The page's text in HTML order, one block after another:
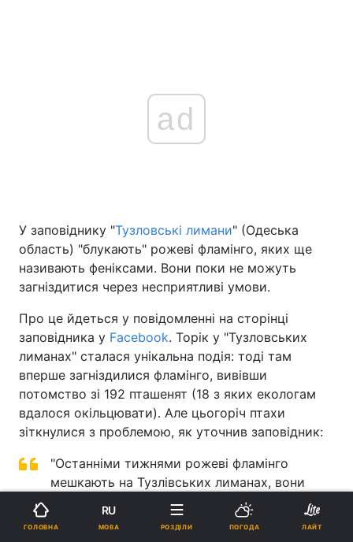
ad
У заповіднику "Тузловські лимани" (Одеська
область) "блукають" рожеві фламінго, яких ще
називають феніксами. Вони поки не можуть
загніздитися через несприятливі умови.
Про це йдеться у повідомленні на сторінці
заповідника у Facebook. Торік у "Тузловських
лиманах" сталася унікальна подія: тоді там
вперше загніздилися фламінго, вивівши
потомство зі 192 пташенят (18 з яких екологам
вдалося окільцювати). Але цьогоріч птахи
зіткнулися з проблемою, як уточнив заповідник:
"Останніми тижнями рожеві фламінго
мешкають на Тузлівських лиманах, вони
мандрують у пошуках безпечного місця для
гніздування. Торік птахи спершу обрали
ГОЛОВНА
RU
МОВА РОЗДІЛИ ПОГОДА ЛАЙТ